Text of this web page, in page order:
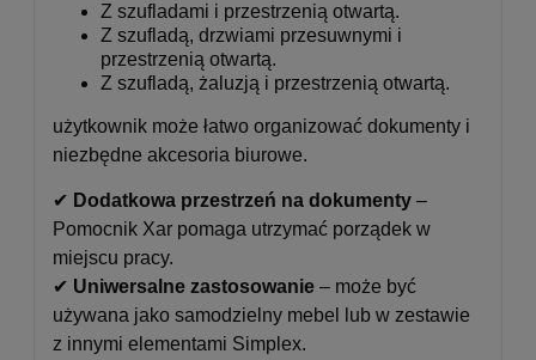
Z szufladami i przestrzenią otwartą.
Z szufladą, drzwiami przesuwnymi i
przestrzenią otwartą.
Z szufladą, żaluzją i przestrzenią otwartą.
użytkownik może łatwo organizować dokumenty i
niezbędne akcesoria biurowe.
✔ Dodatkowa przestrzeń na dokumenty –
Pomocnik Xar pomaga utrzymać porządek w
miejscu pracy.
✔ Uniwersalne zastosowanie – może być
używana jako samodzielny mebel lub w zestawie
z innymi elementami Simplex.